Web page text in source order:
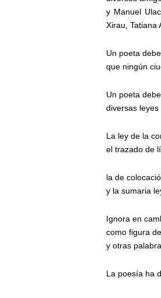
y Manuel
Xirau, Tatiana
Un poeta
que ningún
Un poeta
diversas leyes
La ley de la
el trazado de
la de
y la sumaria
Ignora en
como figura
y otras
La poesía ha